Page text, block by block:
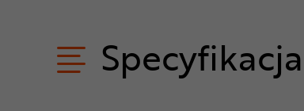
Specyfikacja